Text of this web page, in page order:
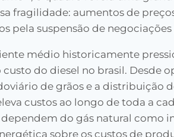
fragilidade: aumentos de
pela suspensão de
médio historicamente
do diesel no brasil. Desde
de grãos e a distribuição
custos ao longo de toda a
do gás natural como
sobre os custos de